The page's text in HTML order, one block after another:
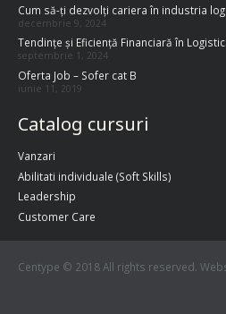
Cum să-ți dezvolți cariera în industria
decembrie 9, 2024
Tendințe și Eficiență Financiară în
septembrie 1, 2024
Oferta Job – Sofer cat B
iunie 11, 2019
Catalog cursuri
Vanzari
Abilitati individuale (Soft Skills)
Leadership
Customer Care
Centype © 2018 All rights reserved.